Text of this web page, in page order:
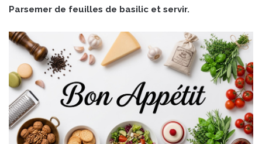
Parsemer de feuilles de basilic et servir.